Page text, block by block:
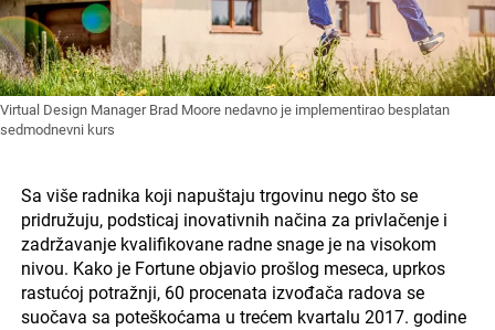
Virtual Design Manager Brad Moore nedavno je implementirao besplatan
sedmodnevni kurs
Sa više radnika koji napuštaju trgovinu nego što se
pridružuju, podsticaj inovativnih načina za privlačenje i
zadržavanje kvalifikovane radne snage je na visokom
nivou. Kako je Fortune objavio prošlog meseca, uprkos
rastućoj potražnji, 60 procenata izvođača radova se
suočava sa poteškoćama u trećem kvartalu 2017. godine